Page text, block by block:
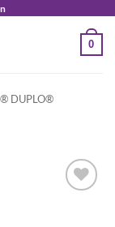
0
DUPLO®